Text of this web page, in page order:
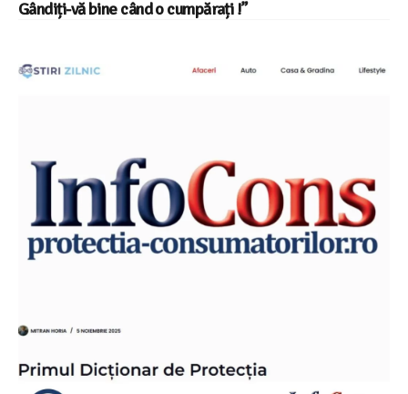
Gândiți-vă bine când o cumpărați !”